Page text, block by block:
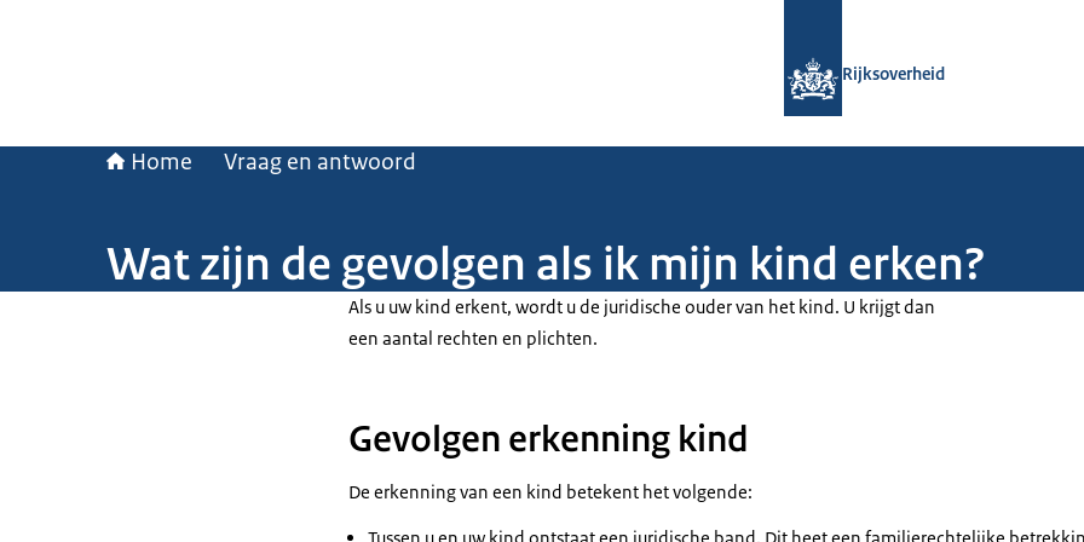
Rijksoverheid
Home Vraag en antwoord
Wat zijn de gevolgen als ik mijn kind erken?
Als u uw kind erkent, wordt u de juridische ouder van het kind. U krijgt dan
een aantal rechten en plichten.
Gevolgen erkenning kind
De erkenning van een kind betekent het volgende: